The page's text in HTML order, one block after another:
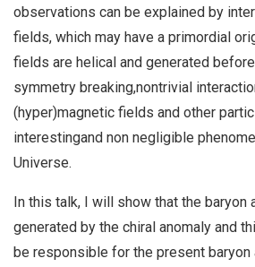
observations can be explained by
fields, which may have a primordial
fields are helical and generated
symmetry breaking,nontrivial
(hyper)magnetic fields and other
interestingand non negligible
Universe.
In this talk, I will show that the baryon
generated by the chiral anomaly and
be responsible for the present